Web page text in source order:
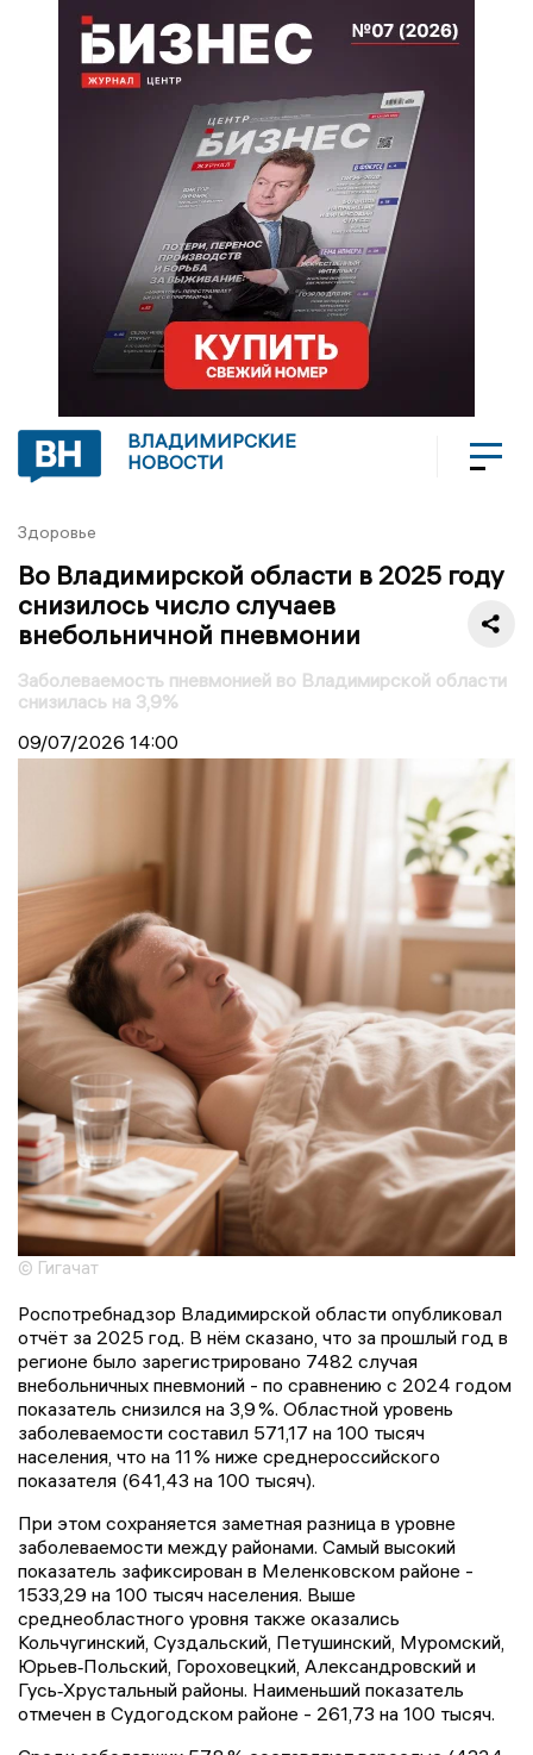
ВЛАДИМИРСКИЕ
НОВОСТИ
Здоровье
Во Владимирской области в 2025 году
снизилось число случаев
внебольничной пневмонии
Заболеваемость пневмонией во Владимирской области
снизилась на 3,9%
09/07/2026 14:00
© Гигачат
Роспотребнадзор Владимирской области опубликовал
отчёт за 2025 год. В нём сказано, что за прошлый год в
регионе было зарегистрировано 7482 случая
внебольничных пневмоний - по сравнению с 2024 годом
показатель снизился на 3,9 %. Областной уровень
заболеваемости составил 571,17 на 100 тысяч
населения, что на 11 % ниже среднероссийского
показателя (641,43 на 100 тысяч).
При этом сохраняется заметная разница в уровне
заболеваемости между районами. Самый высокий
показатель зафиксирован в Меленковском районе -
1533,29 на 100 тысяч населения. Выше
среднеобластного уровня также оказались
Кольчугинский, Суздальский, Петушинский, Муромский,
Юрьев‑Польский, Гороховецкий, Александровский и
Гусь‑Хрустальный районы. Наименьший показатель
отмечен в Судогодском районе - 261,73 на 100 тысяч.